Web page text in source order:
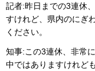
記者:昨日までの3連休
すけれど、県内のにぎ
ください。
知事:この3連休、非常
中ではありますけれど